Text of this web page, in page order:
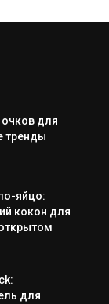
для
тренды
яйцо:
кокон для
для